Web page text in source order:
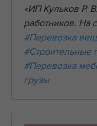
«ИП Кульков Р.
работников. На
#Перевозка
#Строительные
#Перевозка
грузы